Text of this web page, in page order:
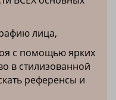
лица,
с помощью ярких
в стилизованной
референсы и